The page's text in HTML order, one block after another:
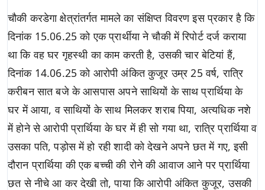
चौकी करडेगा क्षेत्रांतर्गत मामले का संक्षिप्त विवरण इस प्रकार है कि
दिनांक 15.06.25 को एक प्रार्थीया ने चौकी में रिपोर्ट दर्ज कराया
था कि वह घर गृहस्थी का काम करती है, उसकी चार बेटियां हैं,
दिनांक 14.06.25 को आरोपी अंकित कुजूर उम्र 25 वर्ष, रात्रि
करीबन सात बजे के आसपास अपने साथियों के साथ प्रार्थिया के
घर में आया, व साथियों के साथ मिलकर शराब पिया, अत्यधिक नशे
में होने से आरोपी प्रार्थिया के घर में ही सो गया था, रात्रि प्रार्थिया व
उसका पति, पड़ोस में हो रही शादी को देखने अपने छत में गए, इसी
दौरान प्रार्थिया की एक बच्ची की रोने की आवाज आने पर प्रार्थिया
छत से नीचे आ कर देखी तो, पाया कि आरोपी अंकित कुजूर, उसकी